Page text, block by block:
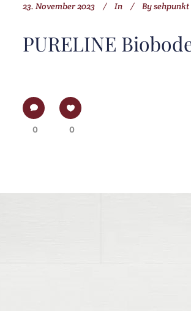
23. November 2023 In Bysehpunkt
PURELINE
0 0